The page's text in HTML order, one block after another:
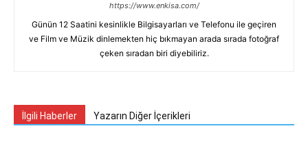
https://www.enkisa.com/
Günün 12 Saatini kesinlikle Bilgisayarları ve Telefonu ile geçiren
ve Film ve Müzik dinlemekten hiç bıkmayan arada sırada fotoğraf
çeken sıradan biri diyebiliriz.
İlgili Haberler Yazarın Diğer İçerikleri